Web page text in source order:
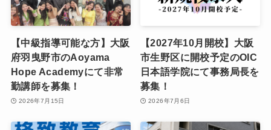
【中級指導可能な方】大阪
府羽曳野市のAoyama
Hope Academyにて非常
勤講師を募集！
2026年7月15日
【2027年10月開校】大阪
市生野区に開校予定のOIC
日本語学院にて事務局長を
募集！
2026年7月6日